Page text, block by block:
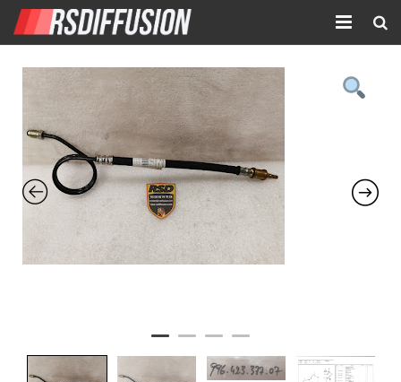
Accueil
Nouvelles annonces
Annonces prolongées
Atelier mécanique